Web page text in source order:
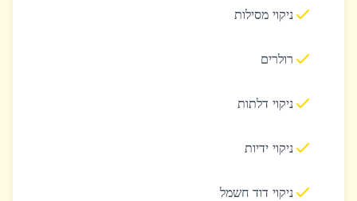
ניקוי מסילות
רולרים
ניקוי דלתות
ניקוי ידיות
ניקוי דוד חשמל